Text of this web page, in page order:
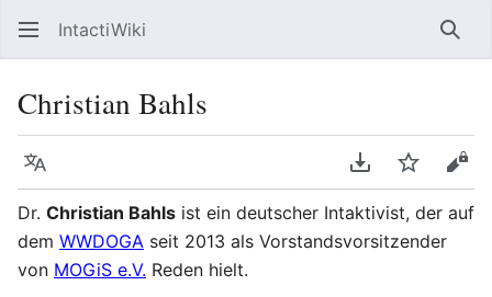
IntactiWiki
Christian Bahls
Sprache PDF
Dr. Christian Bahls ist ein deutscher Intaktivist, der auf
dem WWDOGA seit 2013 als Vorstandsvorsitzender
von MOGiS e.V. Reden hielt.